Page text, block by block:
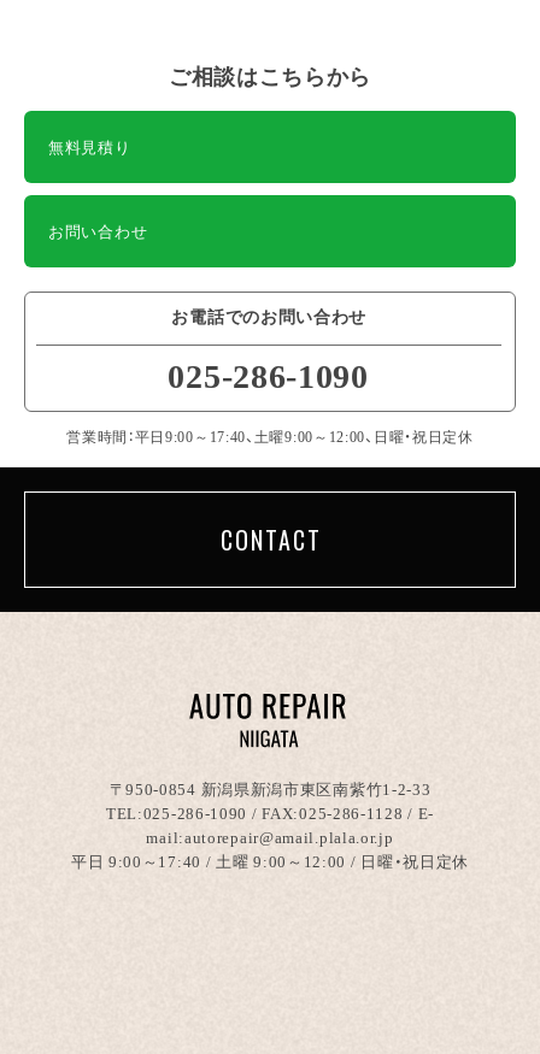
ご相談はこちらから
無料見積り
お問い合わせ
お電話でのお問い合わせ
025-286-1090
営業時間：平日9:00～17:40、土曜9:00～12:00、日曜・祝日定休
CONTACT
〒950-0854 新潟県新潟市東区南紫竹1-2-33
TEL:025-286-1090 / FAX:025-286-1128 / E-
mail:autorepair@amail.plala.or.jp
平日 9:00～17:40 / 土曜 9:00～12:00 / 日曜・祝日定休